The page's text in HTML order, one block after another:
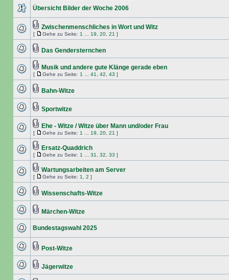
Übersicht Bilder der Woche 2006
Zwischenmenschliches in Wort und Witz
[ Gehe zu Seite: 1 19 20 21 ]
Das Gendersternchen
Musik und andere gute Klänge gerade eben
[ Gehe zu Seite: 1 41 42 43 ]
Bahn-Witze
Sportwitze
Ehe - Witze / Witze über Mann und/oder Frau
[ Gehe zu Seite: 1 19 20 21 ]
Ersatz-Quaddrich
[ Gehe zu Seite: 1 31 32 33 ]
Wartungsarbeiten am Server
[ Gehe zu Seite: 1 2 ]
Wissenschafts-Witze
Märchen-Witze
Bundestagswahl 2025
Post-Witze
Jägerwitze